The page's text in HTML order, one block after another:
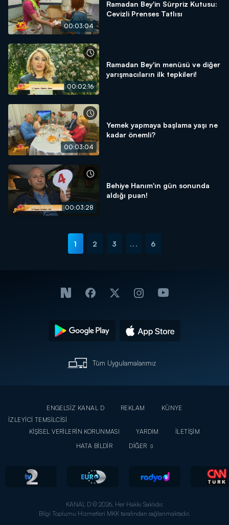
00:03:04
Ramadan Bey'in Sürpriz Kutusu:
Cevizli Prenses Tatlısı
00:02:16
Ramadan Bey'in menüsü ve diğer
yarışmacıların ilk tepkileri!
00:03:04
Yemek yapmaya başlama yaşı ne
kadar önemli?
00:03:28
Behiye Hanım'ın gün sonunda
aldığı puan!
1 2 3 ... 6
Tüm Uygulamalarımız
ENGELSİZ KANAL D REKLAM
KÜNYE
İZLEYİCİ TEMSİLCİSİ
KİŞİSEL VERİLERİN KORUNMASI
YARDIM
İLETİŞİM
HATA BİLDİR
DİĞER
KANAL D © 2026. Her Hakkı Saklıdır.
Bilgi Toplumu Hizmetleri MKK tarafından sağlanmaktadır.